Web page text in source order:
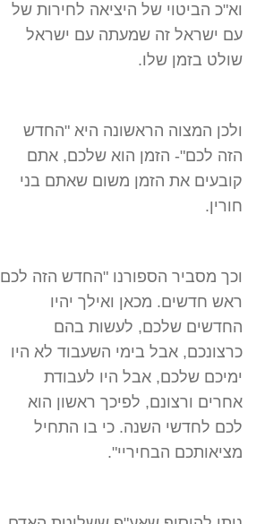
וא"כ הביטוי של היציאה לחירות של
עם ישראל זה שמעתה עם ישראל
שולט בזמן שלו.
ולכן המצוה הראשונה היא "החדש
הזה לכם"- הזמן הוא שלכם, אתם
קובעים את הזמן משום שאתם בני
חורין.
וכך מסביר הספורנו "החדש הזה לכם
ראש חדשים. מכאן ואילך יהיו
החדשים שלכם, לעשות בהם
כרצונכם, אבל בימי השעבוד לא היו
ימיכם שלכם, אבל היו לעבודת
אחרים ורצונם, לפיכך ראשון הוא
לכם לחדשי השנה. כי בו התחיל
מציאותכם הבחיריי".